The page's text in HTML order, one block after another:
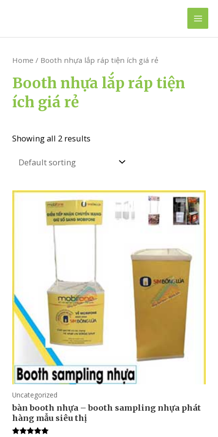
Main
Home / Booth nhựa lắp ráp tiện ích giá rẻ
Booth nhựa lắp ráp tiện
ích giá rẻ
Showing all 2 results
Uncategorized
bàn booth nhựa – booth sampling nhựa phát
hàng mẫu siêu thị